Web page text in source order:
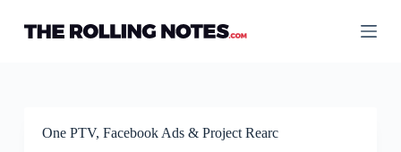
contenu
One PTV, Facebook Ads & Project Rearc